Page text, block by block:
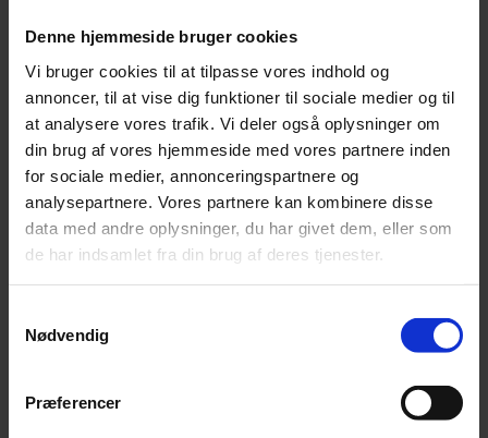
Denne hjemmeside bruger cookies
Vi bruger cookies til at tilpasse vores indhold og
annoncer, til at vise dig funktioner til sociale medier og til
at analysere vores trafik. Vi deler også oplysninger om
din brug af vores hjemmeside med vores partnere inden
for sociale medier, annonceringspartnere og
analysepartnere. Vores partnere kan kombinere disse
data med andre oplysninger, du har givet dem, eller som
de har indsamlet fra din brug af deres tjenester.
Nødvendig
Præferencer
Weight 0,2 kg
Relaterede produkter